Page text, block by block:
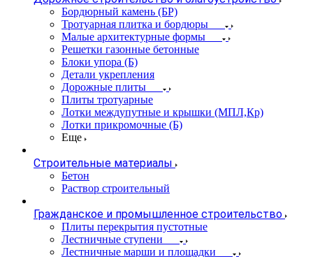
Бордюрный камень (БР)
Тротуарная плитка и бордюры
Малые архитектурные формы
Решетки газонные бетонные
Блоки упора (Б)
Детали укрепления
Дорожные плиты
Плиты тротуарные
Лотки междупутные и крышки (МПЛ,Кр)
Лотки прикромочные (Б)
Еще
Строительные материалы
Бетон
Раствор строительный
Гражданское и промышленное строительство
Плиты перекрытия пустотные
Лестничные ступени
Лестничные марши и площадки